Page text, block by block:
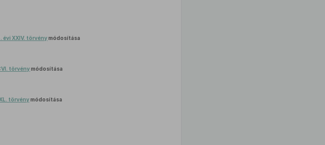
évi XXIV. törvénymódosítása
törvénymódosítása
törvénymódosítása